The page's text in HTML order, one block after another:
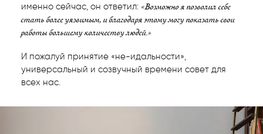
именно сейчас, он ответил: «Возможно я позволил себе
стать более уязвимым, и благодаря этому могу показать свои
работы большему количеству людей.»
И пожалуй принятие «не-идальности»,
универсальный и созвучный времени совет для
всех нас.